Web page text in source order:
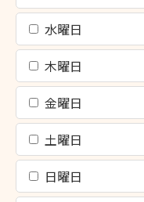
水曜日
木曜日
金曜日
土曜日
日曜日